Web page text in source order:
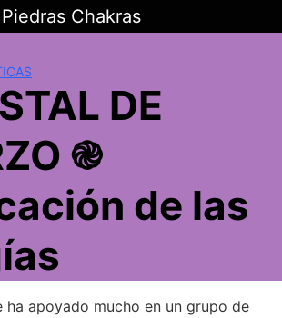
Piedras Chakras
DE
֎
de las
ha apoyado mucho en un grupo de